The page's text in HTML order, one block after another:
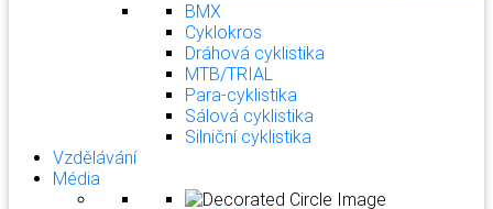
BMX
Cyklokros
Dráhová cyklistika
MTB/TRIAL
Para-cyklistika
Sálová cyklistika
Silniční cyklistika
Vzdělávání
Média